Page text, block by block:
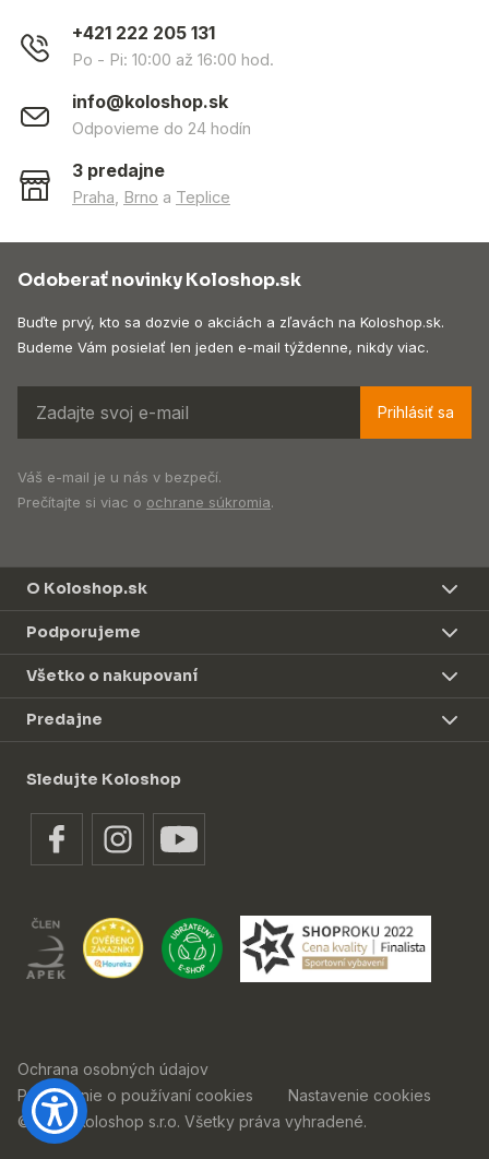
+421 222 205 131
Po - Pi: 10:00 až 16:00 hod.
info@koloshop.sk
Odpovieme do 24 hodín
3 predajne
Praha Brno a Teplice
Odoberať novinky Koloshop.sk
Buďte prvý, kto sa dozvie o akciách a zľavách na Koloshop.sk.
Budeme Vám posielať len jeden e-mail týždenne, nikdy viac.
Prihlásiť sa
Váš e-mail je u nás v bezpečí.
Prečítajte si viac o ochrane súkromia.
O Koloshop.sk
Podporujeme
Všetko o nakupovaní
Predajne
Sledujte Koloshop
Ochrana osobných údajov
Prehlásenie o používaní cookies
Nastavenie cookies
© 2026 Koloshop s.r.o. Všetky práva vyhradené.